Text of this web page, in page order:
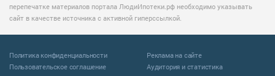
перепечатке материалов портала ЛюдиИпотеки.рф необходимо указывать
сайт в качестве источника с активной гиперссылкой.
Политика конфиденциальности
Пользовательское соглашение
Реклама на сайте
Аудитория и статистика